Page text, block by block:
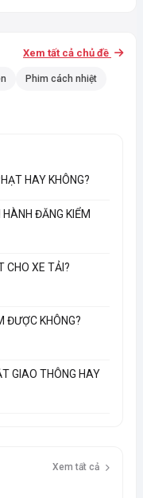
Xem tất cả chủ đề
Phim cách nhiệt
HAY KHÔNG?
ĐĂNG KIỂM
CHO XE TẢI?
ĐƯỢC KHÔNG?
GIAO THÔNG HAY
Xem tất cả